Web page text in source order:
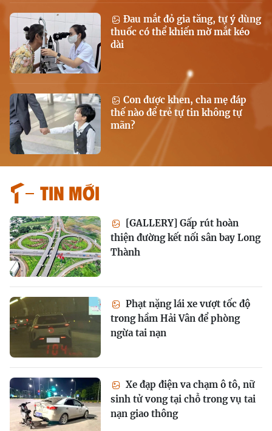
Đau mắt đỏ gia tăng, tự ý dùng
thuốc có thể khiến mờ mắt kéo
dài
Con được khen, cha mẹ đáp
thế nào để trẻ tự tin không tự
mãn?
Tin mới
[GALLERY] Gấp rút hoàn
thiện đường kết nối sân bay Long
Thành
Phạt nặng lái xe vượt tốc độ
trong hầm Hải Vân để phòng
ngừa tai nạn
Xe đạp điện va chạm ô tô, nữ
sinh tử vong tại chỗ trong vụ tai
nạn giao thông